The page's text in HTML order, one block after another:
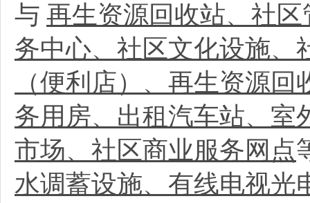
与 再生资源回收站、社
务中心、社区文化设施、
（便利店）、再生资源
务用房、出租汽车站、室
市场、社区商业服务网点
水调蓄设施、有线电视光